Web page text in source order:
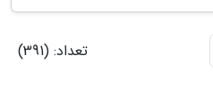
تعداد: (391)